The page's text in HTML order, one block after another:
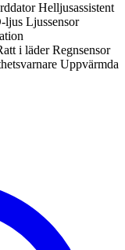
Helljusassistent
ljus Ljussensor
i läderRegnsensor
Uppvärmda